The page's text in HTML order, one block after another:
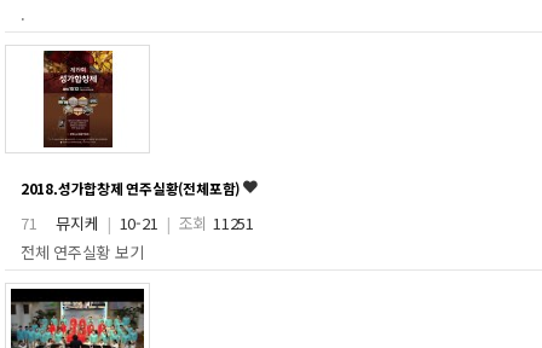
.
2018.성가합창제 연주실황(전체포함)
71 뮤지케 | 10-21 | 조회 11251
전체 연주실황 보기